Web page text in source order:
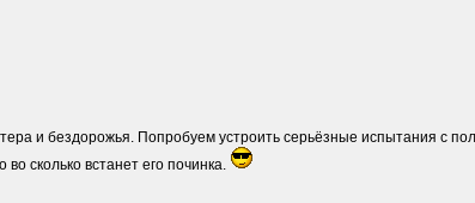
и бездорожья. Попробуем устроить серьёзные испытания с
сколько встанет его починка.